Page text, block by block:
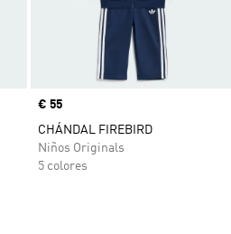
Precio
€ 55
CHÁNDAL FIREBIRD
Niños Originals
5 colores